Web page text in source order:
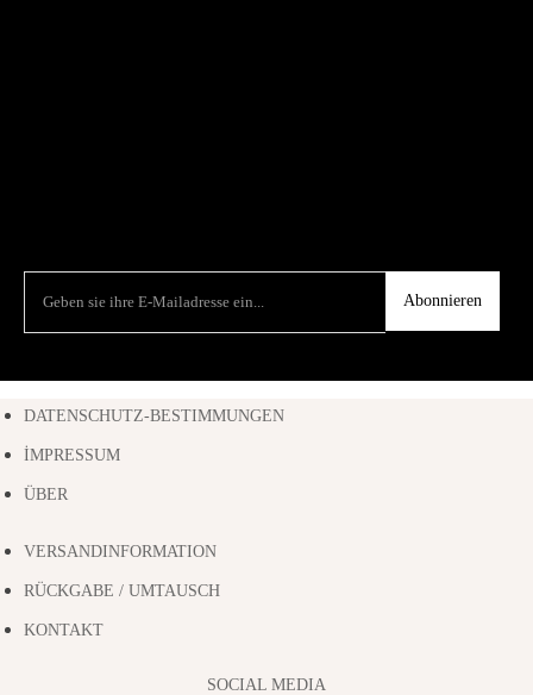
Abonnieren
DATENSCHUTZ-BESTIMMUNGEN
İMPRESSUM
ÜBER
VERSANDINFORMATION
RÜCKGABE / UMTAUSCH
KONTAKT
SOCIAL MEDIA